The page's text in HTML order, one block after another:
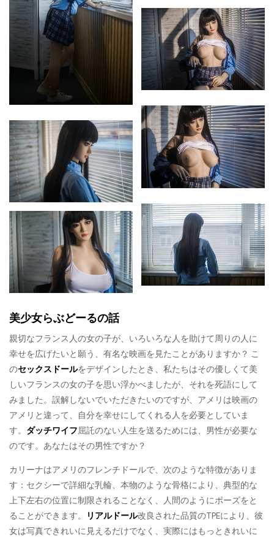
美少女らぶどーるの話
親切なフランス人の女の子が、いろいろな人を助けて周りの人に
幸せを広げたいと願う、有名な映画を見たことがありますか？ こ
のセックスドールをデザインしたとき、私たちはその優しくて美
しいフランスの女の子を思い浮かべましたが、それを死語にして
みました。誤解しないでいただきたいのですが、アメリは映画の
アメリと違って、自分を幸せにしてくれる人を必要としていま
す。 ダッチワイフ屈託のない人生を送るためには、男性が必要な
のです。あなたはその男性ですか？
カリーナはアメリのフレンチドールで、次のような特徴がありま
す：セクシーで詳細な乳輪、本物のような骨格により、典型的な
上下左右の位置に制限されることなく、人間のようにポーズをと
ることができます。
リアルドール改良された品質のTPEにより、彼
女は写真できれいに見えるだけでなく、実際にはもっときれいに